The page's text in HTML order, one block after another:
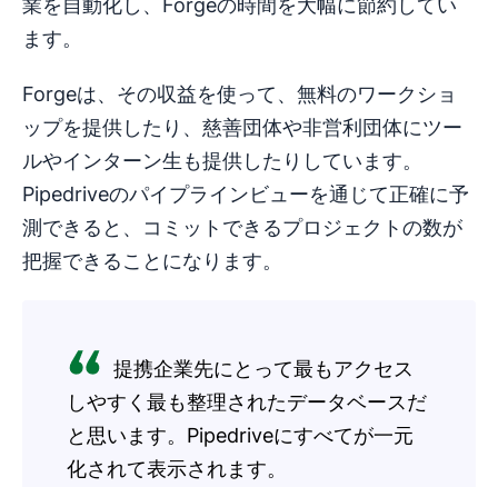
提携企業先にとって最もアクセス
しやすく最も整理されたデータベースだ
と思います。Pipedriveにすべてが一元
化されて表示されます。
業を自動化し、Forgeの時間を大幅に節約してい
ます。
Forgeは、その収益を使って、無料のワークショ
ップを提供したり、慈善団体や非営利団体にツー
ルやインターン生も提供したりしています。
Pipedriveのパイプラインビューを通じて正確に予
測できると、コミットできるプロジェクトの数が
把握できることになります。